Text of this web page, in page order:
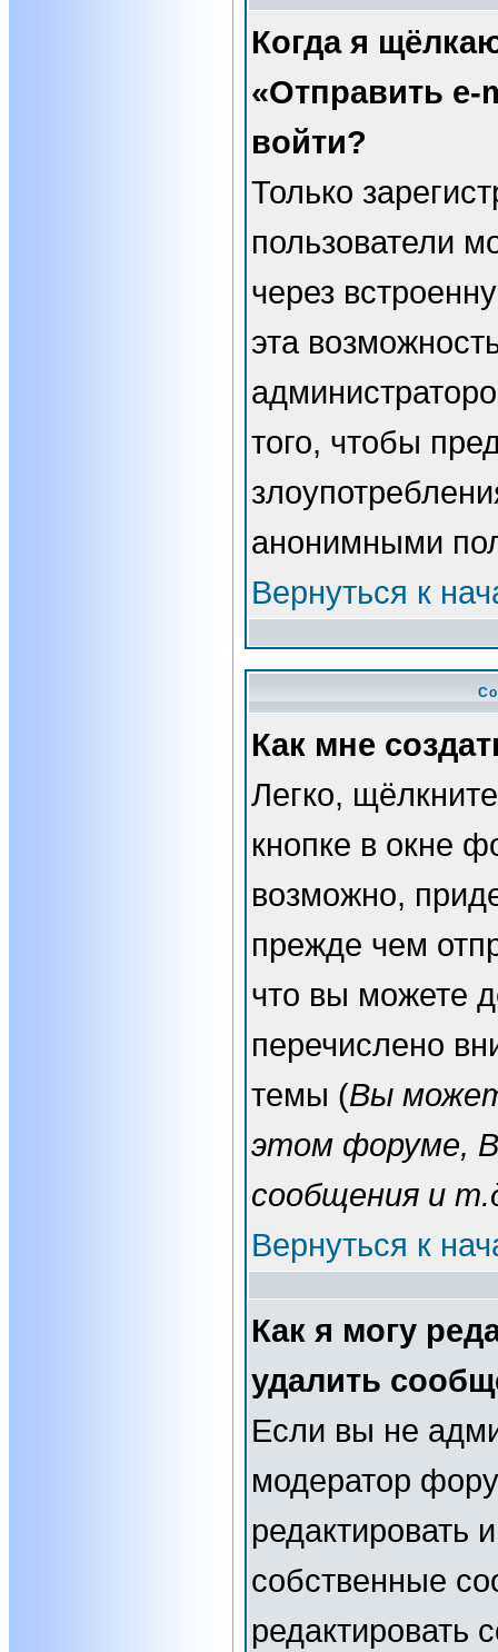
Когда я
«Отправить e-
войти?
Только
пользователи
через
эта
того, чтобы
анонимными
Вернуться к
Как мне
Легко,
кнопке в окне
возможно,
прежде чем
что вы можете
перечислено
темы (Вы
этом форуме,
сообщения и
Вернуться к
Как я могу
удалить
Если вы не
модератор
редактировать
собственные
редактировать